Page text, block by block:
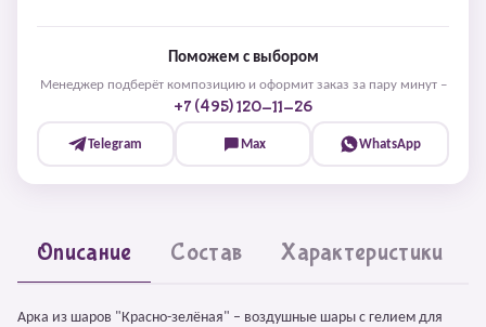
Поможем с выбором
Менеджер подберёт композицию и оформит заказ за пару минут –
+7 (495) 120-11-26
Telegram Max WhatsApp
Описание Состав Характеристики
Арка из шаров "Красно-зелёная" – воздушные шары с гелием для